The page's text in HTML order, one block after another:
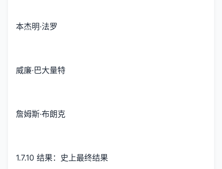
本杰明·法罗
威廉·巴大量特
詹姆斯·布朗克
1.7.10 结果：史上最终结果